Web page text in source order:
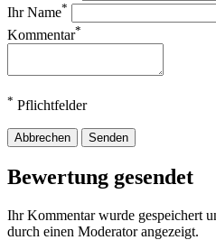
Ihr Name*
Kommentar*
* Pflichtfelder
Abbrechen Senden
Bewertung gesendet
Ihr Kommentar wurde gespeichert
durch einen Moderator angezeigt.